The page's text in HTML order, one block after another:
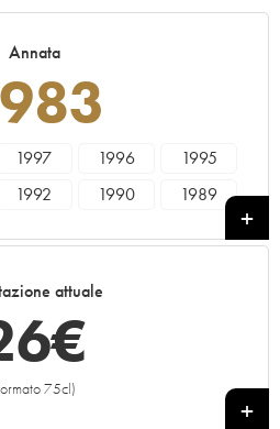
Annata
1997 1996
1995
1992 1990
1989
attuale
€
75cl)
+